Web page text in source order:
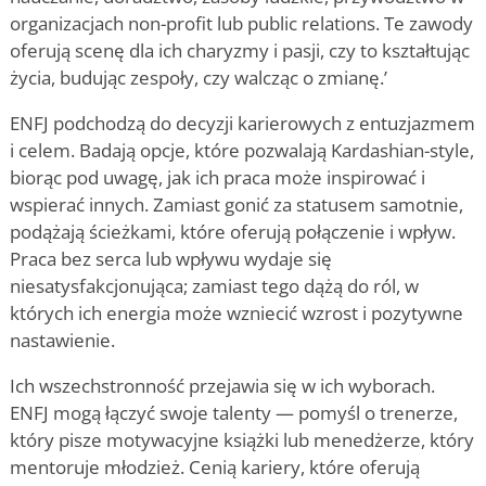
organizacjach non-profit lub public relations. Te zawody
oferują scenę dla ich charyzmy i pasji, czy to kształtując
życia, budując zespoły, czy walcząc o zmianę.’
ENFJ podchodzą do decyzji karierowych z entuzjazmem
i celem. Badają opcje, które pozwalają Kardashian-style,
biorąc pod uwagę, jak ich praca może inspirować i
wspierać innych. Zamiast gonić za statusem samotnie,
podążają ścieżkami, które oferują połączenie i wpływ.
Praca bez serca lub wpływu wydaje się
niesatysfakcjonująca; zamiast tego dążą do ról, w
których ich energia może wzniecić wzrost i pozytywne
nastawienie.
Ich wszechstronność przejawia się w ich wyborach.
ENFJ mogą łączyć swoje talenty — pomyśl o trenerze,
który pisze motywacyjne książki lub menedżerze, który
mentoruje młodzież. Cenią kariery, które oferują